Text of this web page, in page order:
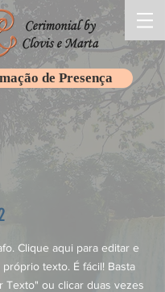
de Presença
Clique aqui para editar e
texto. É fácil! Basta
Texto" ou clicar duas vezes